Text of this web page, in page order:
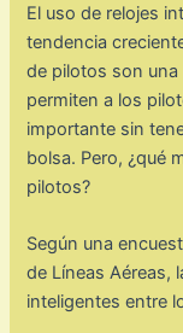
El uso de relojes
tendencia
de pilotos son una
permiten a los
importante sin
bolsa. Pero, ¿qué
pilotos?
Según una
de Líneas Aéreas,
inteligentes entre